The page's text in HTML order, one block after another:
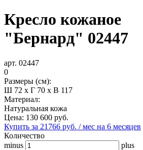
Кресло кожаное
"Бернард" 02447
арт. 02447
0
Размеры (см):
Ш 72 x Г 70 x В 117
Материал:
Натуральная кожа
Цена: 130 600 руб.
Купить за 21766 руб. / мес на 6 месяцев
Количество
minus
plus